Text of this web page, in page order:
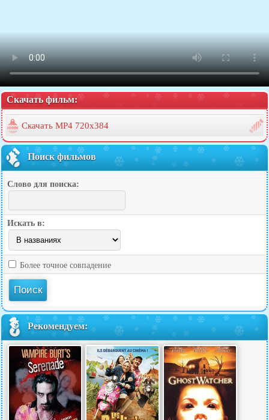
Скачать фильм:
Скачать MP4 720x384
Поиск фильмов
Слово для поиска:
Искать в:
Более точное совпадение
Рекомендуем: